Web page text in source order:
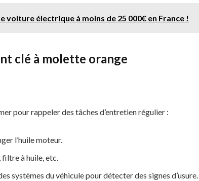
électrique à moins de 25 000€ en France !
clé à molette orange
pour rappeler des tâches d’entretien régulier :
l’huile moteur.
filtre à huile, etc.
systèmes du véhicule pour détecter des signes d’usure.